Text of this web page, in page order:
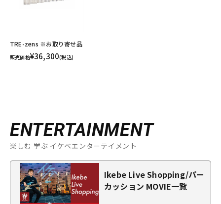
TRE-zens ※お取り寄せ品
販売価格¥36,300(税込)
ENTERTAINMENT
楽しむ 学ぶ イケベエンターテイメント
Ikebe Live Shopping/パー
カッション MOVIE一覧